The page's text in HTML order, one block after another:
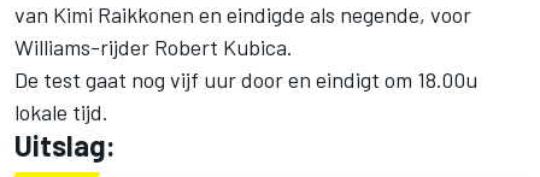
van Kimi Raikkonen en eindigde als negende, voor
Williams-rijder Robert Kubica.
De test gaat nog vijf uur door en eindigt om 18.00u
lokale tijd.
Uitslag: